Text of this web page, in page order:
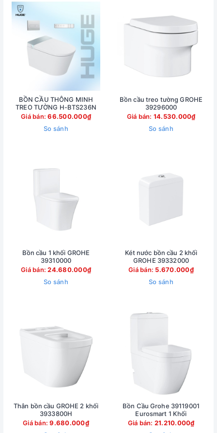
BỒN CẦU THÔNG MINH
TREO TƯỜNG H-BTS236N
Giá bán:66.500.000₫
So sánh
Bồn cầu treo tường GROHE
39296000
Giá bán: 14.530.000₫
So sánh
Bồn cầu 1 khối GROHE
39310000
Giá bán:24.680.000₫
So sánh
Két nước bồn cầu 2 khối
GROHE 39332000
Giá bán: 5.670.000₫
So sánh
Thân bồn cầu GROHE 2 khối
3933800H
Giá bán:9.680.000₫
Bồn Cầu Grohe 39119001
Eurosmart 1 Khối
Giá bán: 21.210.000₫